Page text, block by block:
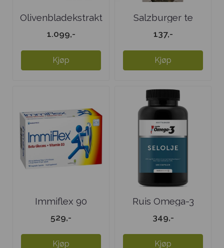
Olivenbladekstrakt
East Park ...
1.099,-
Kjøp
Salzburger te
137,-
Kjøp
Immiflex 90
kapsler
529,-
Kjøp
Ruis Omega-3
Selolje Extra ...
349,-
Kjøp